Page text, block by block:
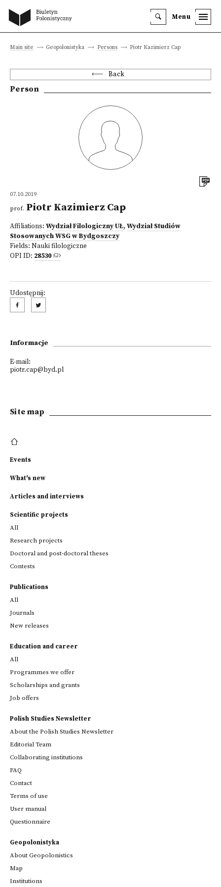
Menu
Main site Geopolonistyka Persons Piotr Kazimierz Cap
Back
Person
07.10.2019
prof. Piotr Kazimierz Cap
Affiliations: Wydział Filologiczny UŁ, Wydział Studiów
Stosowanych WSG w Bydgoszczy
Fields: Nauki filologiczne
OPI ID: 28530
Udostępnij:
Informacje
E-mail:
piotr.cap@byd.pl
Site map
Events
What's new
Articles and interviews
Scientific projects
All
Research projects
Doctoral and post-doctoral theses
Contests
Publications
All
Journals
New releases
Education and career
All
Programmes we offer
Scholarships and grants
Job offers
Polish Studies Newsletter
About the Polish Studies Newsletter
Editorial Team
Collaborating institutions
FAQ
Contact
Terms of use
User manual
Questionnaire
Geopolonistyka
About Geopolonistics
Map
Institutions